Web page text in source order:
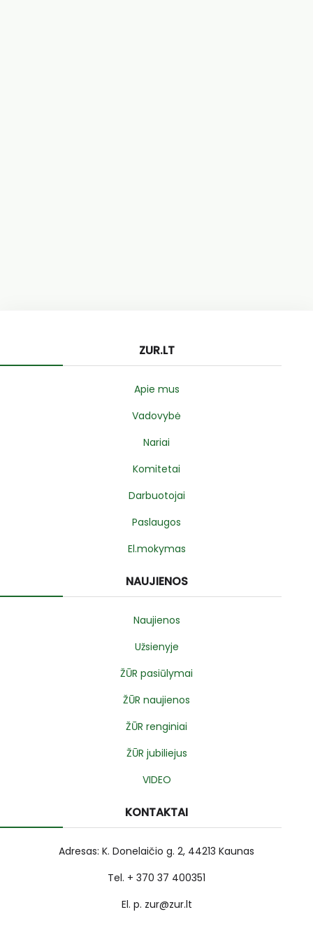
ZUR.LT
Apie mus
Vadovybė
Nariai
Komitetai
Darbuotojai
Paslaugos
El.mokymas
NAUJIENOS
Naujienos
Užsienyje
ŽŪR pasiūlymai
ŽŪR naujienos
ŽŪR renginiai
ŽŪR jubiliejus
VIDEO
KONTAKTAI
Adresas: K. Donelaičio g. 2, 44213 Kaunas
Tel. + 370 37 400351
El. p. zur@zur.lt